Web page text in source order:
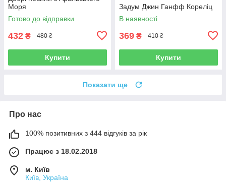
Моря
Готово до відправки
432 ₴ 480 ₴
Купити
Задум Джин Ганфф Кореліц
В наявності
369 ₴ 410 ₴
Купити
Показати ще
Про нас
100% позитивних з 444 відгуків за рік
Працює з 18.02.2018
м. Київ
Київ, Україна